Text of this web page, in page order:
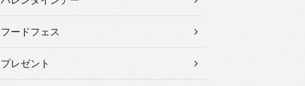
フードフェス
プレゼント